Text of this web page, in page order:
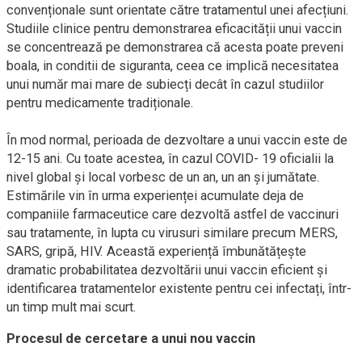
convenționale sunt orientate către tratamentul unei afecțiuni.
Studiile clinice pentru demonstrarea eficacității unui vaccin
se concentrează pe demonstrarea că acesta poate preveni
boala, in conditii de siguranta, ceea ce implică necesitatea
unui număr mai mare de subiecți decât în ​​cazul studiilor
pentru medicamente tradiționale.
În mod normal, perioada de dezvoltare a unui vaccin este de
12-15 ani. Cu toate acestea, în cazul COVID- 19 oficialii la
nivel global și local vorbesc de un an, un an și jumătate.
Estimările vin în urma experienței acumulate deja de
companiile farmaceutice care dezvoltă astfel de vaccinuri
sau tratamente, în lupta cu virusuri similare precum MERS,
SARS, gripă, HIV. Această experiență îmbunătățește
dramatic probabilitatea dezvoltării unui vaccin eficient și
identificarea tratamentelor existente pentru cei infectați, într-
un timp mult mai scurt.
Procesul de cercetare a unui nou vaccin